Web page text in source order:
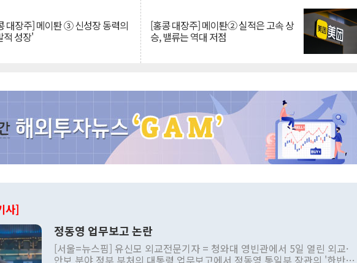
대장주] 메이퇀 ③ 신성장 동력의
적 성장'
[홍콩 대장주] 메이퇀② 실적은 고속 상
승, 밸류는 역대 저점
사]
정동영 업무보고 논란
[서울=뉴스핌] 유신모 외교전문기자 = 청와대 영빈관에서 5일 열린 외교·
안보 분야 정부 부처의 대통령 업무보고에서 정동영 통일부 장관의 '한반도